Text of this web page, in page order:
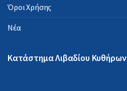
Όροι Χρήσης
Νέα
Κατάστημα Λιβαδίου Κυθήρων